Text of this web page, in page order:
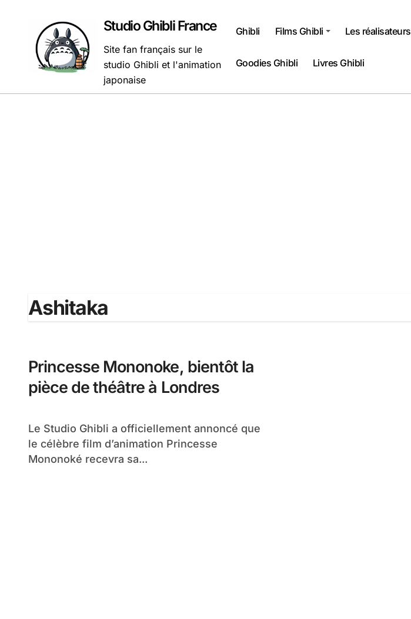
Studio Ghibli France
Site fan français sur le
studio Ghibli et l'animation
japonaise
Ghibli Films Ghibli Les réalisateurs
Goodies Ghibli Livres Ghibli
Ashitaka
Princesse Mononoke, bientôt la
pièce de théâtre à Londres
Le Studio Ghibli a officiellement annoncé que
le célèbre film d’animation Princesse
Mononoké recevra sa...